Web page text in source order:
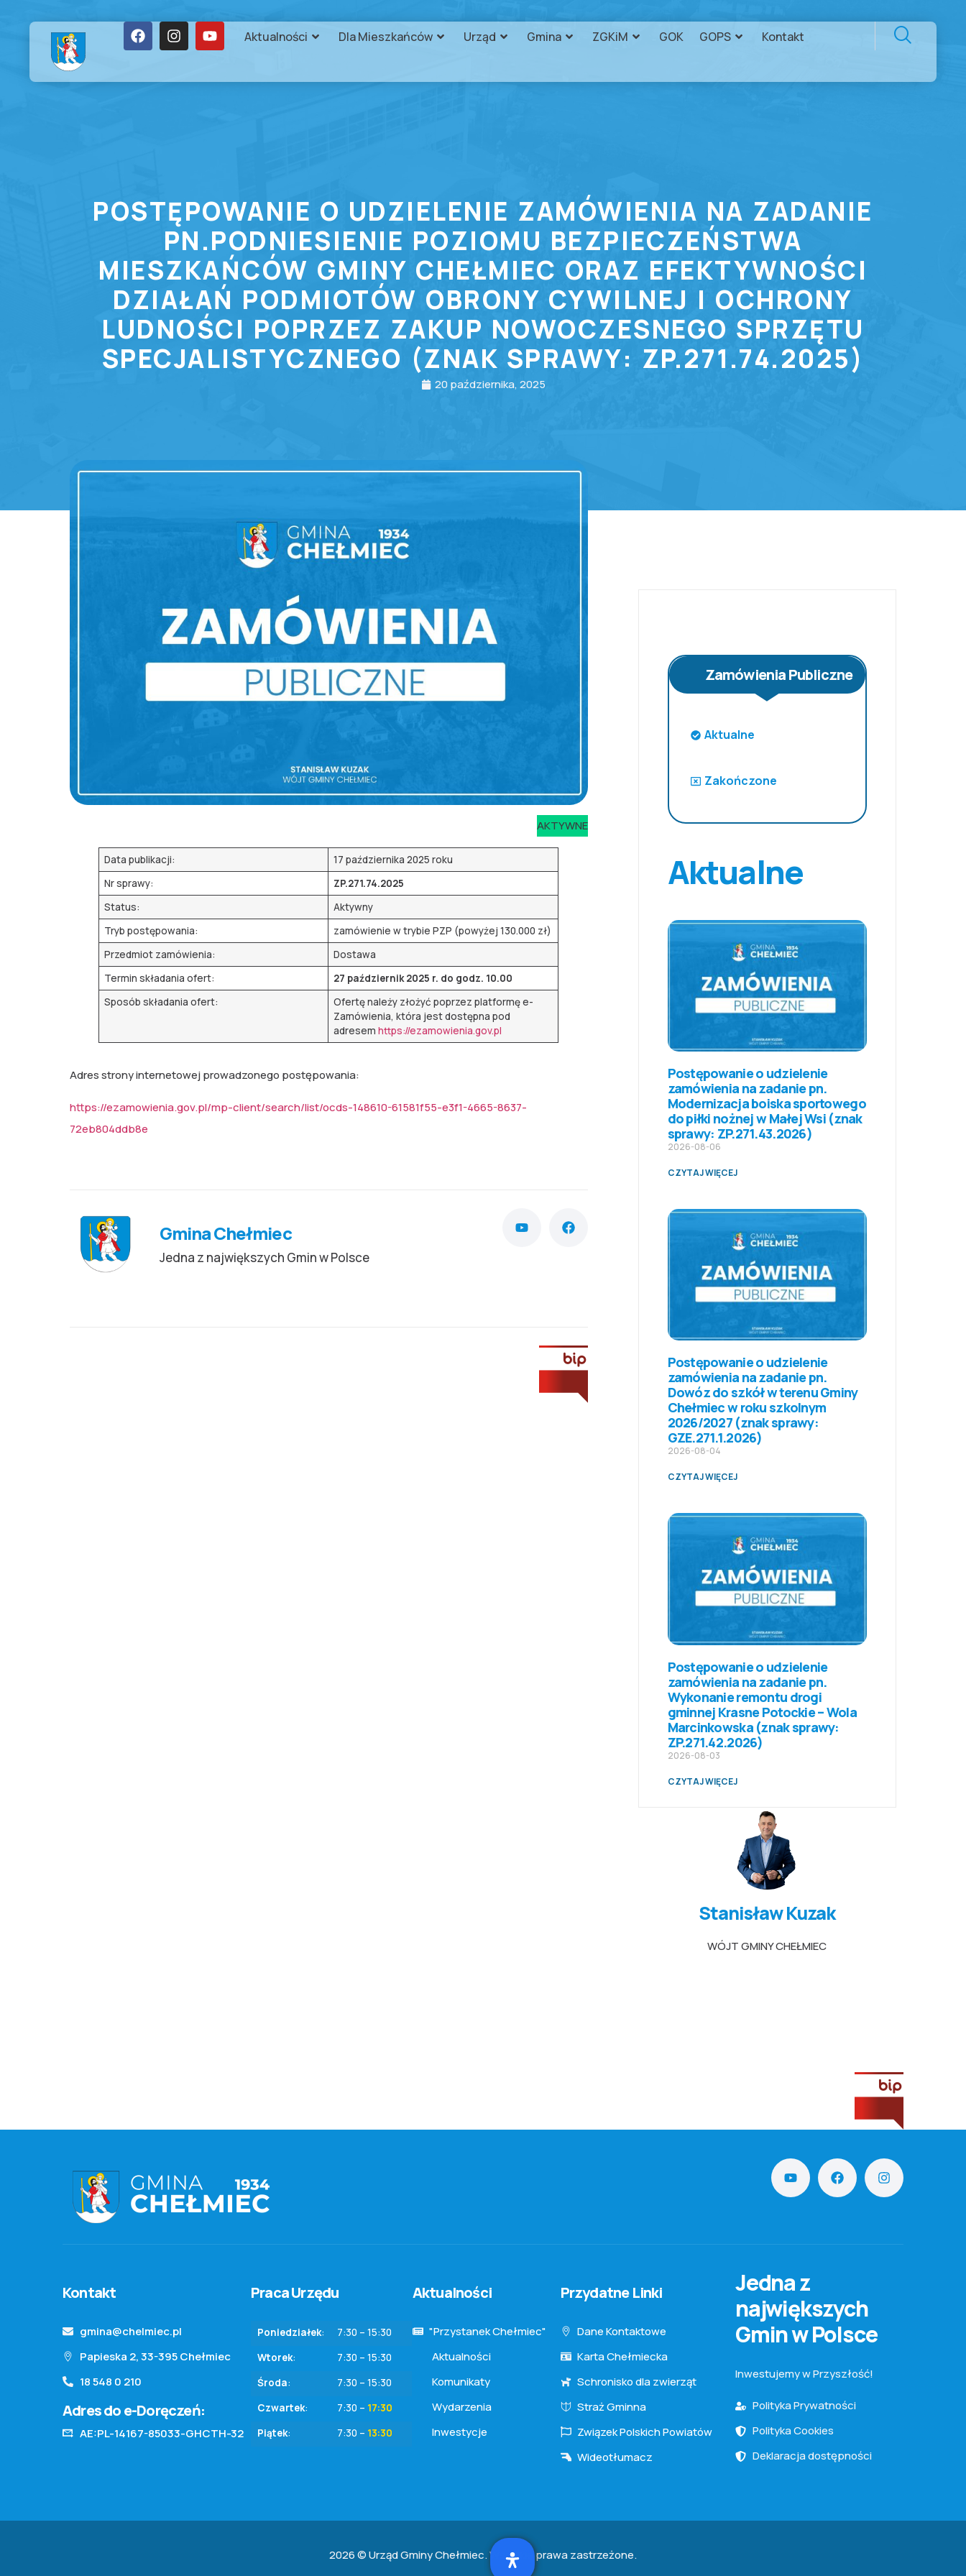
Aktualności Dla Mieszkańców Urząd Gmina ZGKiM GOK GOPS Kontakt
POSTĘPOWANIE O UDZIELENIE ZAMÓWIENIA NA ZADANIE
PN.PODNIESIENIE POZIOMU BEZPIECZEŃSTWA
MIESZKAŃCÓW GMINY CHEŁMIEC ORAZ EFEKTYWNOŚCI
DZIAŁAŃ PODMIOTÓW OBRONY CYWILNEJ I OCHRONY
LUDNOŚCI POPRZEZ ZAKUP NOWOCZESNEGO SPRZĘTU
SPECJALISTYCZNEGO (ZNAK SPRAWY: ZP.271.74.2025)
20 października, 2025
AKTYWNE
Data publikacji:
17 października 2025 roku
Nr sprawy:
ZP.271.74.2025
Status:
Aktywny
Tryb postępowania:
zamówienie w trybie PZP (powyżej 130.000 zł)
Przedmiot zamówienia:
Dostawa
Termin składania ofert:
27 październik 2025 r. do godz. 10.00
Sposób składania ofert:
Ofertę należy złożyć poprzez platformę e-
Zamówienia, która jest dostępna pod
adresem https://ezamowienia.gov.pl
Adres strony internetowej prowadzonego postępowania:
https://ezamowienia.gov.pl/mp-client/search/list/ocds-148610-61581f55-e3f1-4665-8637-
72eb804ddb8e
Gmina Chełmiec
Jedna z największych Gmin w Polsce
Zamówienia Publiczne
Aktualne
Zakończone
Aktualne
Postępowanie o udzielenie
zamówienia na zadanie pn.
Modernizacja boiska sportowego
do piłki nożnej w Małej Wsi (znak
sprawy: ZP.271.43.2026)
2026-08-06
CZYTAJ WIĘCEJ
Postępowanie o udzielenie
zamówienia na zadanie pn.
Dowóz do szkół w terenu Gminy
Chełmiec w roku szkolnym
2026/2027 (znak sprawy:
GZE.271.1.2026)
2026-08-04
CZYTAJ WIĘCEJ
Postępowanie o udzielenie
zamówienia na zadanie pn.
Wykonanie remontu drogi
gminnej Krasne Potockie – Wola
Marcinkowska (znak sprawy:
ZP.271.42.2026)
2026-08-03
CZYTAJ WIĘCEJ
Stanisław Kuzak
WÓJT GMINY CHEŁMIEC
Kontakt
gmina@chelmiec.pl
Papieska 2, 33-395 Chełmiec
18 548 0 210
Adres do e-Doręczeń:
AE:PL-14167-85033-GHCTH-32
Praca Urzędu
Poniedziałek:
7:30 – 15:30
Wtorek:
7:30 – 15:30
Środa:
7:30 – 15:30
Czwartek: 7:30 – 17:30
Piątek: 7:30 – 13:30
Aktualności
"Przystanek Chełmiec"
Aktualności
Komunikaty
Wydarzenia
Inwestycje
Przydatne Linki
Dane Kontaktowe
Karta Chełmiecka
Schronisko dla zwierząt
Straż Gminna
Związek Polskich Powiatów
Wideotłumacz
Jedna z
największych
Gmin w Polsce
Inwestujemy w Przyszłość!
Polityka Prywatności
Polityka Cookies
Deklaracja dostępności
2026 © Urząd Gminy Chełmiec. Wszelkie prawa zastrzeżone.